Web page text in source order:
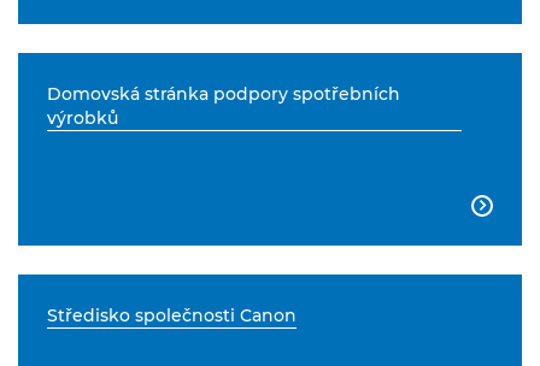
Domovská stránka podpory spotřebních
výrobků

Středisko společnosti Canon